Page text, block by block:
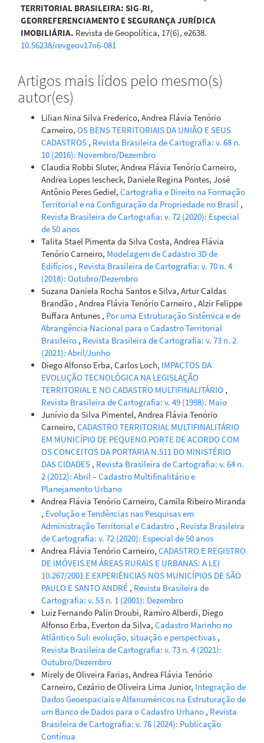
TERRITORIAL BRASILEIRA: SIG-RI,
GEORREFERENCIAMENTO E SEGURANÇA JURÍDICA
IMOBILIÁRIA. Revista de Geopolítica, 17(6), e2638.
10.56238/revgeov17n6-081
Artigos mais lidos pelo mesmo(s)
autor(es)
Lilian Nina Silva Frederico, Andrea Flávia Tenório
Carneiro, OS BENS TERRITORIAIS DA UNIÃO E SEUS
CADASTROS , Revista Brasileira de Cartografia: v. 68 n.
10 (2016): Novembro/Dezembro
Claudia Robbi Sluter, Andrea Flávia Tenório Carneiro,
Andrea Lopes Iescheck, Daniele Regina Pontes, José
Antônio Peres Gediel, Cartografia e Direito na Formação
Territorial e na Configuração da Propriedade no Brasil ,
Revista Brasileira de Cartografia: v. 72 (2020): Especial
de 50 anos
Talita Stael Pimenta da Silva Costa, Andrea Flávia
Tenório Carneiro, Modelagem de Cadastro 3D de
Edifícios , Revista Brasileira de Cartografia: v. 70 n. 4
(2018): Outubro/Dezembro
Suzana Daniela Rocha Santos e Silva, Artur Caldas
Brandão , Andrea Flávia Tenório Carneiro , Alzir Felippe
Buffara Antunes , Por uma Estruturação Sistêmica e de
Abrangência Nacional para o Cadastro Territorial
Brasileiro , Revista Brasileira de Cartografia: v. 73 n. 2
(2021): Abril/Junho
Diego Alfonso Erba, Carlos Loch, IMPACTOS DA
EVOLUÇÃO TECNOLÓGICA NA LEGISLAÇÃO
TERRITORIAL E NO CADASTRO MULTIFINALITÁRIO ,
Revista Brasileira de Cartografia: v. 49 (1998): Maio
Junívio da Silva Pimentel, Andrea Flávia Tenório
Carneiro, CADASTRO TERRITORIAL MULTIFINALITÁRIO
EM MUNICÍPIO DE PEQUENO PORTE DE ACORDO COM
OS CONCEITOS DA PORTARIA N.511 DO MINISTÉRIO
DAS CIDADES , Revista Brasileira de Cartografia: v. 64 n.
2 (2012): Abril – Cadastro Multifinalitário e
Planejamento Urbano
Andrea Flávia Tenório Carneiro, Camila Ribeiro Miranda
, Evolução e Tendências nas Pesquisas em
Administração Territorial e Cadastro , Revista Brasileira
de Cartografia: v. 72 (2020): Especial de 50 anos
Andrea Flávia Tenório Carneiro, CADASTRO E REGISTRO
DE IMÓVEIS EM ÁREAS RURAIS E URBANAS: A LEI
10.267/2001 E EXPERIÊNCIAS NOS MUNICÍPIOS DE SÃO
PAULO E SANTO ANDRÉ , Revista Brasileira de
Cartografia: v. 53 n. 1 (2001): Dezembro
Luiz Fernando Palin Droubi, Ramiro Alberdi, Diego
Alfonso Erba, Everton da Silva, Cadastro Marinho no
Atlântico Sul: evolução, situação e perspectivas ,
Revista Brasileira de Cartografia: v. 73 n. 4 (2021):
Outubro/Dezembro
Mirely de Oliveira Farias, Andrea Flávia Tenório
Carneiro, Cezário de Oliveira Lima Junior, Integração de
Dados Geoespaciais e Alfanuméricos na Estruturação de
um Banco de Dados para o Cadastro Urbano , Revista
Brasileira de Cartografia: v. 76 (2024): Publicação
Contínua